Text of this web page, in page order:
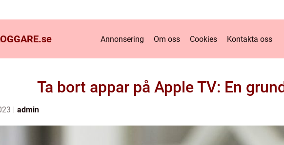
se Annonsering Om oss Cookies Kontakta oss
Ta bort appar på Apple TV: En
admin